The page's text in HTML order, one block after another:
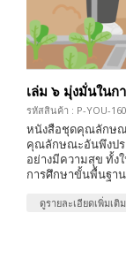
เล่ม ๖ มุ่งมั่นในก
รหัสสินค้า : P-YOU-
หนังสือชุดคุณลักษณ
คุณลักษณะอันพึงปร
อย่างมีความสุข ทั้ง
การศึกษาขั้นพื้นฐา
ดูรายละเอียดเพิ่มเติม